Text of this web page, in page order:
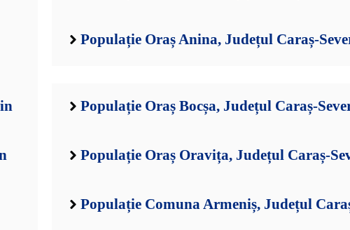
Populație Oraș Anina, Județul Caraș-
Populație Oraș Bocșa, Județul Caraș-
Populație Oraș Oravița, Județul Caraș-
Populație Comuna Armeniș, Județul